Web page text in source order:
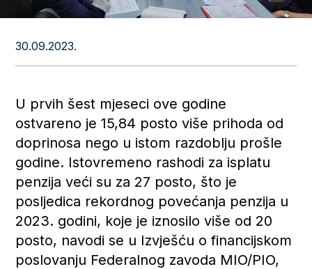
30.09.2023.
U prvih šest mjeseci ove godine
ostvareno je 15,84 posto više prihoda od
doprinosa nego u istom razdoblju prošle
godine. Istovremeno rashodi za isplatu
penzija veći su za 27 posto, što je
posljedica rekordnog povećanja penzija u
2023. godini, koje je iznosilo više od 20
posto, navodi se u Izvješću o financijskom
poslovanju Federalnog zavoda MIO/PIO,